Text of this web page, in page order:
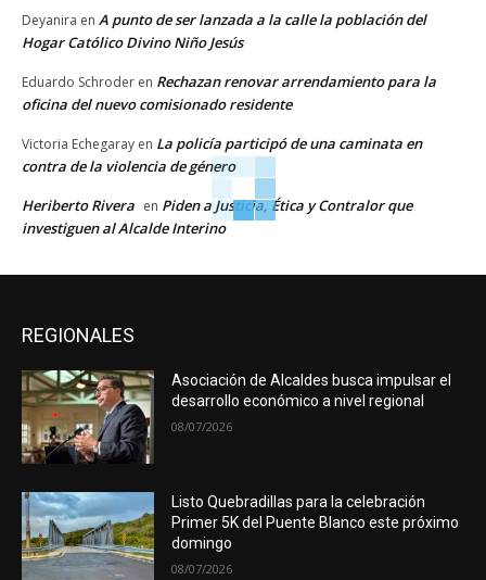
Deyanira en A punto de ser lanzada a la calle la población del
Hogar Católico Divino Niño Jesús
Eduardo Schroder en Rechazan renovar arrendamiento para la
oficina del nuevo comisionado residente
Victoria Echegaray en La policía participó de una caminata en
contra de la violencia de género
Heriberto Rivera en Piden a Justicia, Ética y Contralor que
investiguen al Alcalde Interino
REGIONALES
Asociación de Alcaldes busca impulsar el
desarrollo económico a nivel regional
08/07/2026
Listo Quebradillas para la celebración
Primer 5K del Puente Blanco este próximo
domingo
08/07/2026